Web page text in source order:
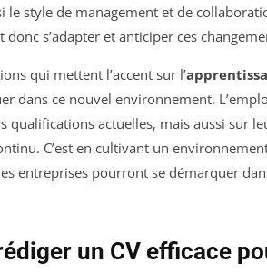
le style de management et de
s’adapter et anticiper ces
qui mettent l’accent sur l’
dans ce nouvel environnement.
qualifications actuelles, mais aussi sur
C’est en cultivant un
entreprises pourront se démarquer
un CV efficace